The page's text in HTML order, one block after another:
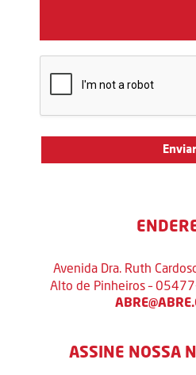
Avenida Dra. Ruth
Alto de Pinheiros –
ASSINE NOSSA